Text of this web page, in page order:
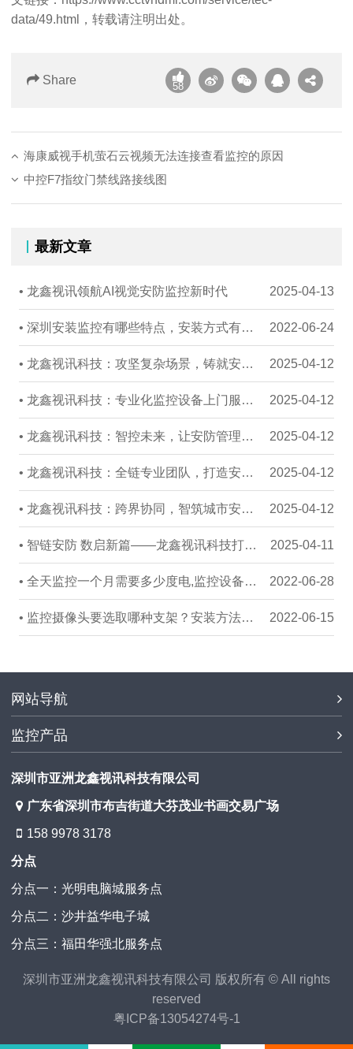
data/49.html ，转载请注明出处。
Share 58
海康威视手机萤石云视频无法连接查看监控的原因
中控F7指纹门禁线路接线图
最新文章
2025-04-13
• 龙鑫视讯领航AI视觉安防监控新时代
2022-06-24
• 深圳安装监控有哪些特点，安装方式有哪些
2025-04-12
• 龙鑫视讯科技：攻坚复杂场景，铸就安防工程典范
2025-04-12
• 龙鑫视讯科技：专业化监控设备上门服务全流程解析
2025-04-12
• 龙鑫视讯科技：智控未来，让安防管理更高效、更省心
2025-04-12
• 龙鑫视讯科技：全链专业团队，打造安防工程新标杆
2025-04-12
• 龙鑫视讯科技：跨界协同，智筑城市安全新生态
2025-04-11
• 智链安防 数启新篇——龙鑫视讯科技打造AIoT安全生态
2022-06-28
• 全天监控一个月需要多少度电,监控设备耗电量如何计算
2022-06-15
• 监控摄像头要选取哪种支架？安装方法有哪些
网站导航
监控产品
深圳市亚洲龙鑫视讯科技有限公司
广东省深圳市布吉街道大芬茂业书画交易广场
158 9978 3178
分点
分点一：光明电脑城服务点
分点二：沙井益华电子城
分点三：福田华强北服务点
深圳市亚洲龙鑫视讯科技有限公司 版权所有 © All rights
reserved
粤ICP备13054274号-1